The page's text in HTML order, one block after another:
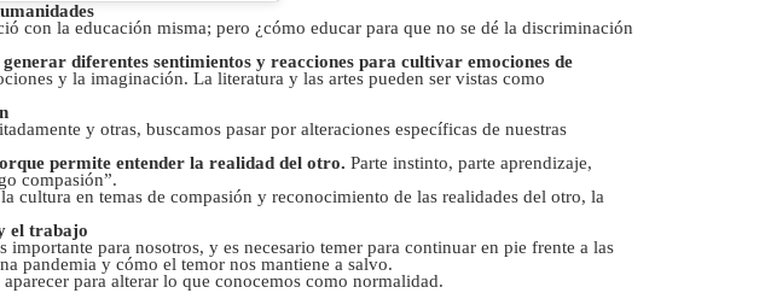
con la educación misma; pero ¿cómo educar para que no se dé la discriminación
diferentes sentimientos y reacciones para cultivar emociones de
y la imaginación. La literatura y las artes pueden ser vistas como
y otras, buscamos pasar por alteraciones específicas de nuestras
permite entender la realidad del otro. Parte instinto, parte aprendizaje,
compasión”.
cultura en temas de compasión y reconocimiento de las realidades del otro, la
el trabajo
para nosotros, y es necesario temer para continuar en pie frente a las
pandemia y cómo el temor nos mantiene a salvo.
para alterar lo que conocemos como normalidad.